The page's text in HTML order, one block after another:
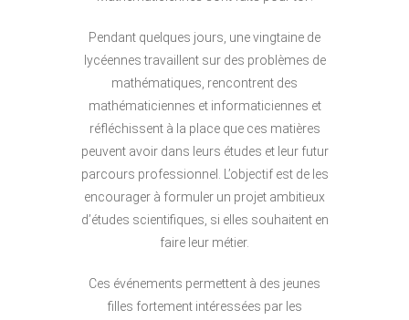
Pendant quelques jours, une vingtaine de
lycéennes travaillent sur des problèmes de
mathématiques, rencontrent des
mathématiciennes et informaticiennes et
réfléchissent à la place que ces matières
peuvent avoir dans leurs études et leur futur
parcours professionnel. L’objectif est de les
encourager à formuler un projet ambitieux
d’études scientifiques, si elles souhaitent en
faire leur métier.
Ces événements permettent à des jeunes
filles fortement intéressées par les